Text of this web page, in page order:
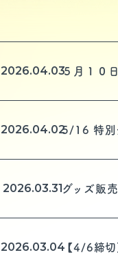
2026.04.03５月１０
2026.04.025/16 特別
2026.03.31グッズ販
2026.03.04【4/6締切